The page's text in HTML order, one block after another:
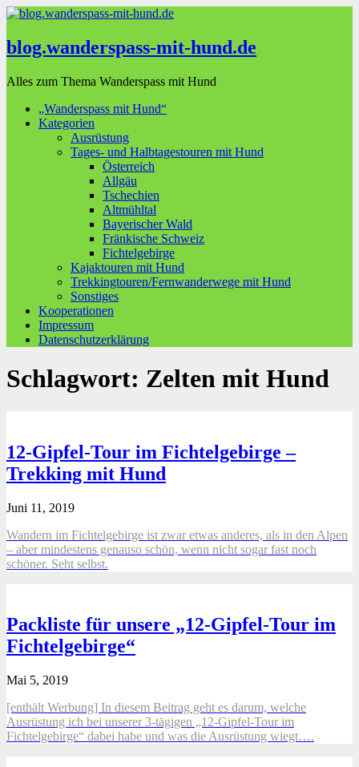
blog.wanderspass-mit-hund.de
Alles zum Thema Wanderspass mit Hund
„Wanderspass mit Hund“
Kategorien
Ausrüstung
Tages- und Halbtagestouren mit Hund
Österreich
Allgäu
Tschechien
Altmühltal
Bayerischer Wald
Fränkische Schweiz
Fichtelgebirge
Kajaktouren mit Hund
Trekkingtouren/Fernwanderwege mit Hund
Sonstiges
Kooperationen
Impressum
Datenschutzerklärung
Schlagwort: Zelten mit Hund
12-Gipfel-Tour im Fichtelgebirge –
Trekking mit Hund
Juni 11, 2019
Wandern im Fichtelgebirge ist zwar etwas anderes, als in den Alpen
– aber mindestens genauso schön, wenn nicht sogar fast noch
schöner. Seht selbst.
Packliste für unsere „12-Gipfel-Tour im
Fichtelgebirge“
Mai 5, 2019
[enthält Werbung] In diesem Beitrag geht es darum, welche
Ausrüstung ich bei unserer 3-tägigen „12-Gipfel-Tour im
Fichtelgebirge“ dabei habe und was die Ausrüstung wiegt….